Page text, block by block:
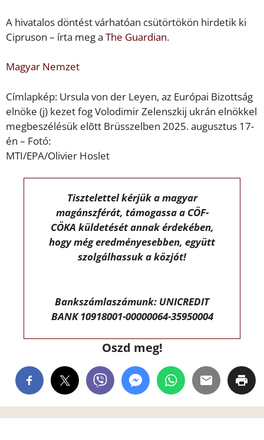
A hivatalos döntést várhatóan csütörtökön hirdetik ki
Cipruson – írta meg a The Guardian.
Magyar Nemzet
Címlapkép: Ursula von der Leyen, az Európai Bizottság
elnöke (j) kezet fog Volodimir Zelenszkij ukrán elnökkel
megbeszélésük elõtt Brüsszelben 2025. augusztus 17-
én – Fotó:
MTI/EPA/Olivier Hoslet
Tisztelettel kérjük a magyar
magánszférát, támogassa a CÖF-
CÖKA küldetését annak érdekében,
hogy még eredményesebben, együtt
szolgálhassuk a közjót!
Bankszámlaszámunk: UNICREDIT
BANK 10918001-00000064-35950004
Oszd meg!